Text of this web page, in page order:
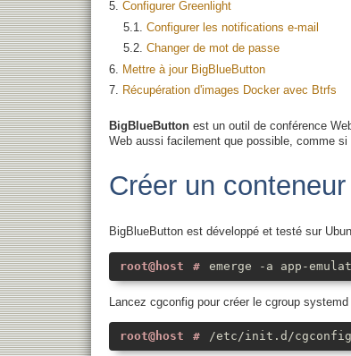
Configurer Greenlight
Configurer les notifications e-mail
Changer de mot de passe
Mettre à jour BigBlueButton
Récupération d'images Docker avec Btrfs
BigBlueButton est un outil de conférence
Web aussi facilement que possible, comme
Créer un
BigBlueButton est développé et testé sur
emerge -a app-
Lancez cgconfig pour créer le cgroup systemd
/etc/init.d/